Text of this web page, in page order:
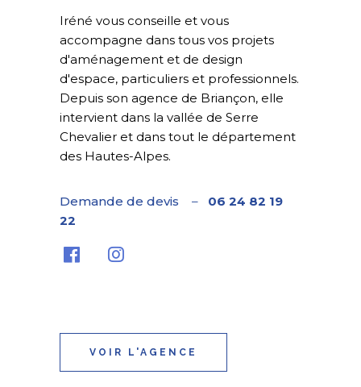
Iréné vous conseille et vous
accompagne dans tous vos projets
d'aménagement et de design
d'espace, particuliers et professionnels.
Depuis son agence de Briançon, elle
intervient dans la vallée de Serre
Chevalier et dans tout le département
des Hautes-Alpes.
Demande de devis – 06 24 82 19
22
VOIR L'AGENCE